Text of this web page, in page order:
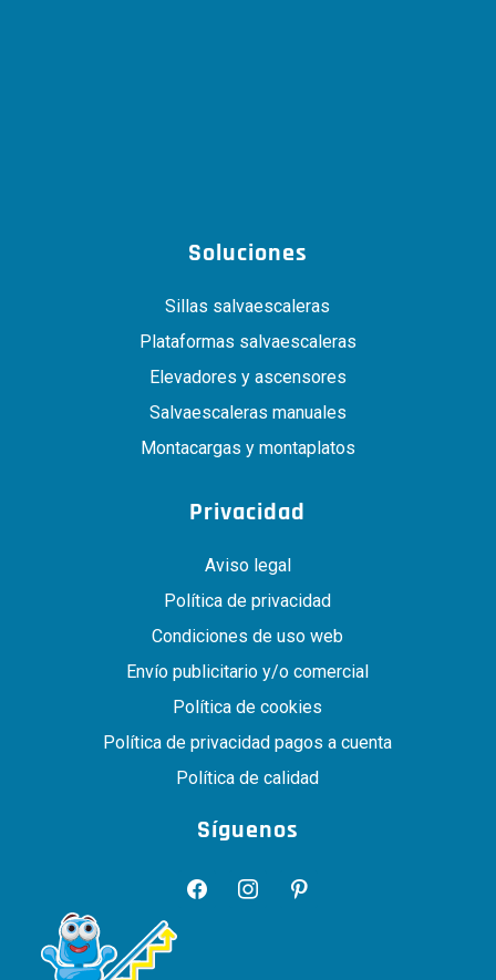
Soluciones
Sillas salvaescaleras
Plataformas salvaescaleras
Elevadores y ascensores
Salvaescaleras manuales
Montacargas y montaplatos
Privacidad
Aviso legal
Política de privacidad
Condiciones de uso web
Envío publicitario y/o comercial
Política de cookies
Política de privacidad pagos a cuenta
Política de calidad
Síguenos